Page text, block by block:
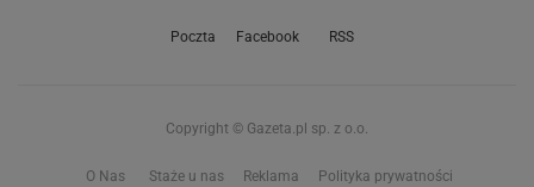
Poczta Facebook RSS
Copyright © Gazeta.pl sp. z o.o.
O Nas Staże u nas Reklama Polityka prywatności